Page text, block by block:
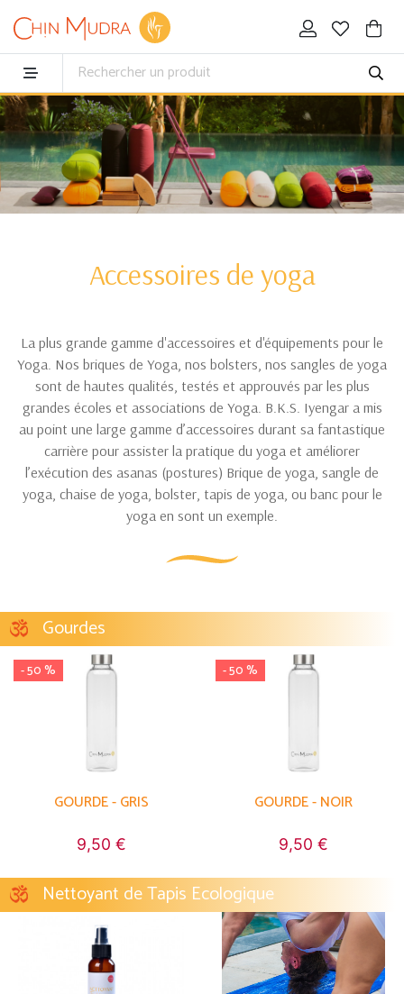
Accessoires de yoga
La plus grande gamme d'accessoires et d'équipements pour le
Yoga. Nos briques de Yoga, nos bolsters, nos sangles de yoga
sont de hautes qualités, testés et approuvés par les plus
grandes écoles et associations de Yoga. B.K.S. Iyengar a mis
au point une large gamme d’accessoires durant sa fantastique
carrière pour assister la pratique du yoga et améliorer
l’exécution des asanas (postures) Brique de yoga, sangle de
yoga, chaise de yoga, bolster, tapis de yoga, ou banc pour le
yoga en sont un exemple.
Gourdes
- 50 %
GOURDE - GRIS
9,50 €
- 50 %
GOURDE - NOIR
9,50 €
Nettoyant de Tapis Ecologique